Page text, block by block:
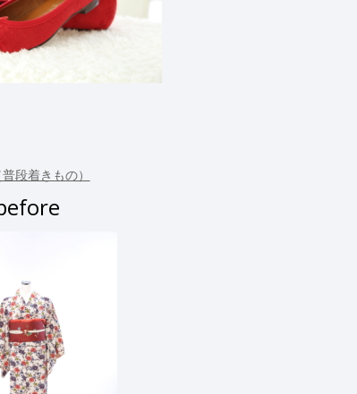
段着きもの）